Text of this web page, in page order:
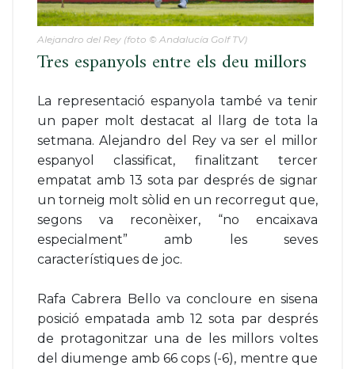
Alejandro del Rey (foto © Andalucía Golf TV)
Tres espanyols entre els deu millors
La representació espanyola també va tenir
un paper molt destacat al llarg de tota la
setmana. Alejandro del Rey va ser el millor
espanyol classificat, finalitzant tercer
empatat amb 13 sota par després de signar
un torneig molt sòlid en un recorregut que,
segons va reconèixer, “no encaixava
especialment” amb les seves
característiques de joc.
Rafa Cabrera Bello va concloure en sisena
posició empatada amb 12 sota par després
de protagonitzar una de les millors voltes
del diumenge amb 66 cops (-6), mentre que